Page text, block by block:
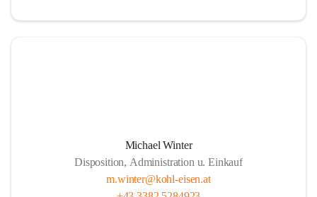
Michael Winter
Disposition, Administration u. Einkauf
m.winter@kohl-eisen.at